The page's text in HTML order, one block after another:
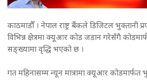
काठमाडौँ । नेपाल राष्ट्र बैंकले डिजिटल भुक्तानी
विभिन्न क्षेत्रमा क्यूआर कोड जडान गरेसँगै
सङ्ख्यामा वृद्धि भएको छ ।
गत महिनासम्म न्यून मात्रामा क्यूआर कोडमार्फत